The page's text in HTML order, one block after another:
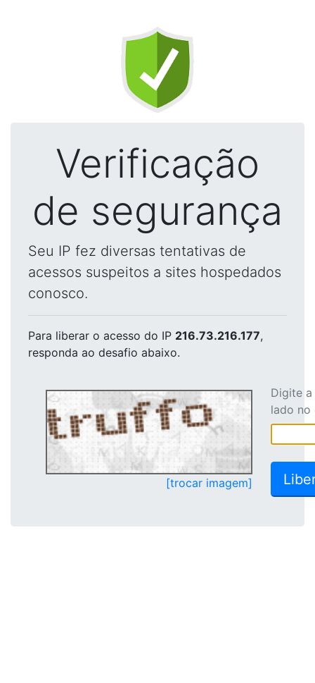
Verificação
de segurança
Seu IP fez diversas tentativas de
acessos suspeitos a sites hospedados
conosco.
Para liberar o acesso do IP 216.73.216.177,
responda ao desafio abaixo.
[trocar imagem]
Digite
lado no